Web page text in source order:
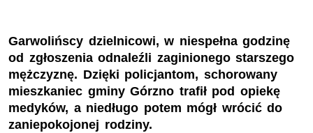
Garwolińscy dzielnicowi, w niespełna godzinę
od zgłoszenia odnaleźli zaginionego starszego
mężczyznę. Dzięki policjantom, schorowany
mieszkaniec gminy Górzno trafił pod opiekę
medyków, a niedługo potem mógł wrócić do
zaniepokojonej rodziny.